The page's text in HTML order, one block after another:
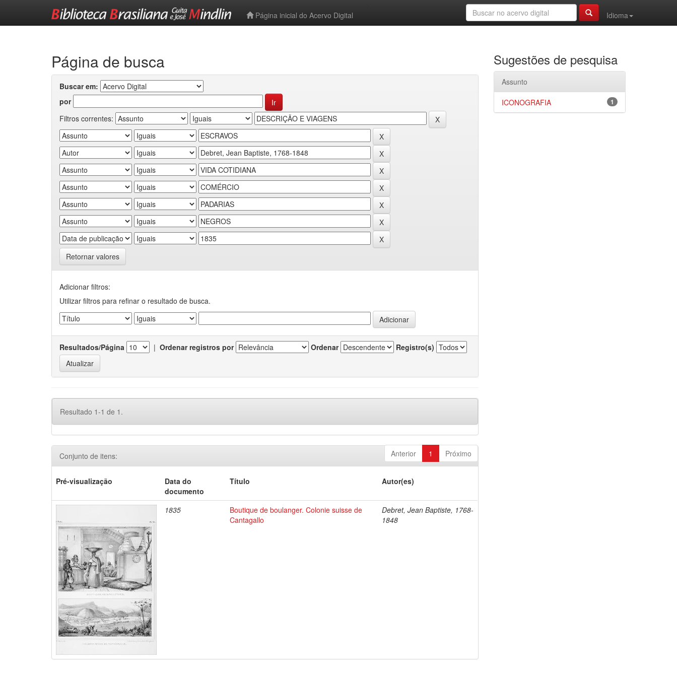
Página inicial do Acervo Digital
Idioma
Página de busca
Buscar em:
por
Filtros correntes:
Retornar valores
Adicionar filtros:
Utilizar filtros para refinar o resultado de busca.
Resultados/Página | Ordenar registros por Ordenar Registro(s)
Resultado 1-1 de 1.
Anterior 1 Próximo
Conjunto de itens:
Pré-visualização
Data do
documento
Título Autor(es)
1835
Boutique de boulanger. Colonie suisse de
Cantagallo
Debret, Jean Baptiste, 1768-
1848
Sugestões de pesquisa
Assunto
1
ICONOGRAFIA